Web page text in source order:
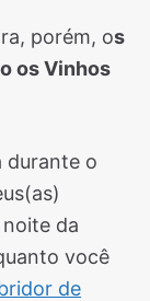
porém, os
os Vinhos
durante o
da
você
de